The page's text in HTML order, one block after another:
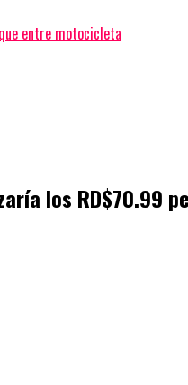
entre motocicleta
los RD$70.99